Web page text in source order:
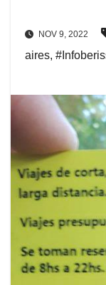
NOV 9, 2022
aires,